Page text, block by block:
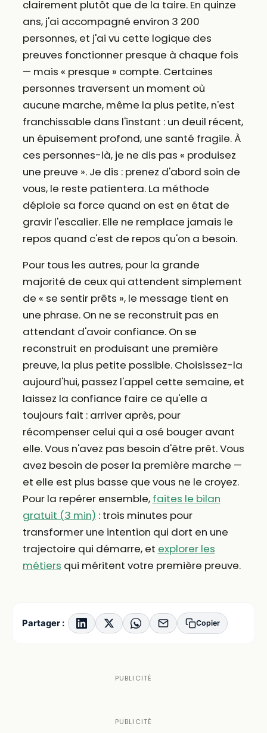
clairement plutôt que de la taire. En quinze
ans, j'ai accompagné environ 3 200
personnes, et j'ai vu cette logique des
preuves fonctionner presque à chaque fois
— mais « presque » compte. Certaines
personnes traversent un moment où
aucune marche, même la plus petite, n'est
franchissable dans l'instant : un deuil récent,
un épuisement profond, une santé fragile. À
ces personnes-là, je ne dis pas « produisez
une preuve ». Je dis : prenez d'abord soin de
vous, le reste patientera. La méthode
déploie sa force quand on est en état de
gravir l'escalier. Elle ne remplace jamais le
repos quand c'est de repos qu'on a besoin.
Pour tous les autres, pour la grande
majorité de ceux qui attendent simplement
de « se sentir prêts », le message tient en
une phrase. On ne se reconstruit pas en
attendant d'avoir confiance. On se
reconstruit en produisant une première
preuve, la plus petite possible. Choisissez-la
aujourd'hui, passez l'appel cette semaine, et
laissez la confiance faire ce qu'elle a
toujours fait : arriver après, pour
récompenser celui qui a osé bouger avant
elle. Vous n'avez pas besoin d'être prêt. Vous
avez besoin de poser la première marche —
et elle est plus basse que vous ne le croyez.
Pour la repérer ensemble, faites le bilan
gratuit (3 min) : trois minutes pour
transformer une intention qui dort en une
trajectoire qui démarre, et explorer les
métiers qui méritent votre première preuve.
Partager : Copier